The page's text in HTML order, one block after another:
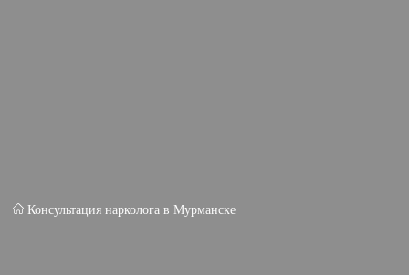
Консультация нарколога в Мурманске